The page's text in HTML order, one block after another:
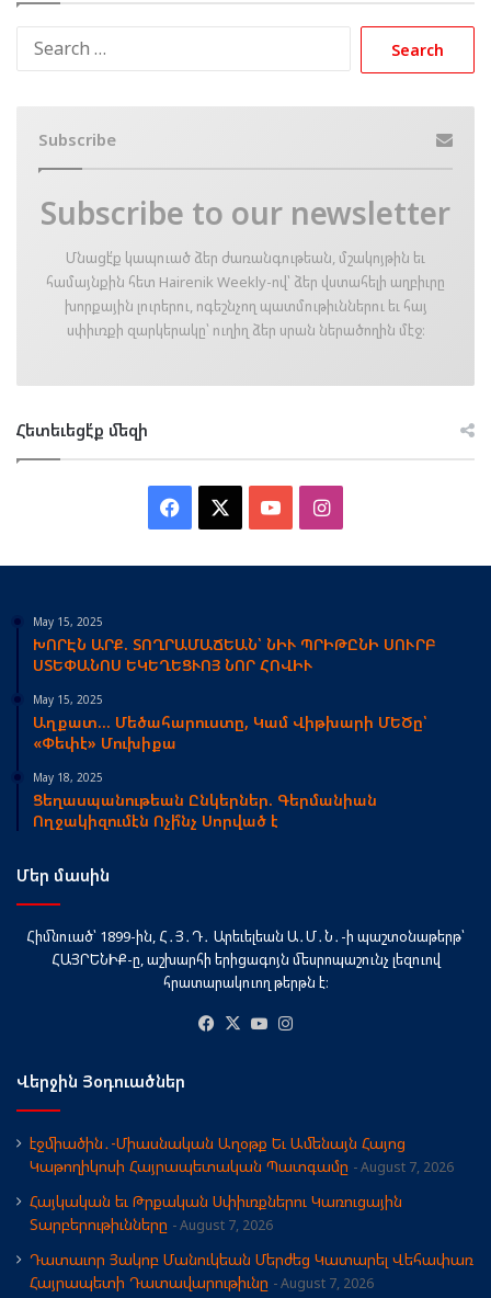
Subscribe
Subscribe to our newsletter
Մնացէ՛ք կապուած ձեր ժառանգութեան, մշակոյթին եւ
համայնքին հետ Hairenik Weekly-ով՝ ձեր վստահելի աղբիւրը
խորքային լուրերու, ոգեշնչող պատմութիւններու եւ հայ
սփիւռքի զարկերակը՝ ուղիղ ձեր սրան ներածողին մէջ։
Հետեւեցէ՛ք մեզի
Facebook YouTubeInstagram
May 15, 2025
ԽՈՐԷՆ ԱՐՔ. ՏՈՂՐԱՄԱՃԵԱՆ՝ ՆԻՒ ՊՐԻԹԸՆԻ ՍՈՒՐԲ
ՍՏԵՓԱՆՈՍ ԵԿԵՂԵՑՒՈՅ ՆՈՐ ՀՈՎԻՒ
May 15, 2025
Աղքատ… Մեծահարուստը, Կամ Վիթխարի ՄԵԾը՝
«Փեփէ» Մուխիքա
May 18, 2025
Ցեղասպանութեան Ընկերներ. Գերմանիան
Ողջակիզումէն Ոչի՞նչ Սորված է
Մեր մասին
Հիմնուած՝ 1899-ին, Հ․Յ․Դ․ Արեւելեան Ա․Մ․Ն․-ի պաշտօնաթերթ՝
ՀԱՅՐԵՆԻՔ-ը, աշխարհի երիցագոյն մեսրոպաշունչ լեզուով
հրատարակուող թերթն է։
Facebook
X YouTube
Վերջին Յօդուածներ
էջմիածին․-Միասնական Աղօթք Եւ Ամենայն Հայոց
Կաթողիկոսի Հայրապետական Պատգամը
August 7, 2026
Հայկական եւ Թրքական Սփիւռքներու Կառուցային
Տարբերութիւնները
August 7, 2026
Դատաւոր Յակոբ Մանուկեան Մերժեց Կատարել Վեհափառ
Հայրապետի Դատավարութիւնը
August 7, 2026